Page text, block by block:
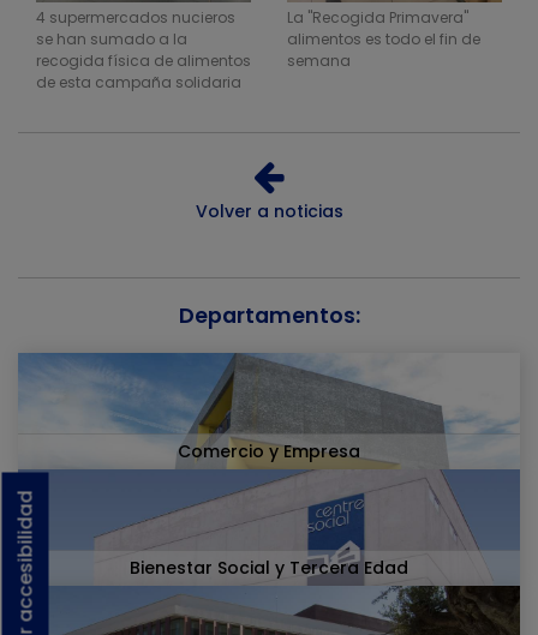
Activar accesibilidad
4 supermercados nucieros
se han sumado a la
recogida física de alimentos
de esta campaña solidaria
La "Recogida Primavera"
alimentos es todo el fin de
semana
Volver a noticias
Departamentos:
Comercio y Empresa
Bienestar Social y Tercera Edad